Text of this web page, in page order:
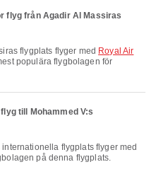
flyg från Agadir Al Massiras
flygplats flyger med Royal Air
populära flygbolagen för
till Mohammed V:s
internationella flygplats flyger med
på denna flygplats.